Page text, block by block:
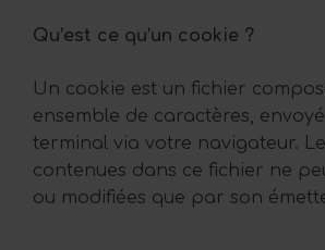
Qu’est ce qu’un cookie ?
Un cookie est un fichier
ensemble de caractères,
terminal via votre navigateur.
contenues dans ce fichier ne
ou modifiées que par son